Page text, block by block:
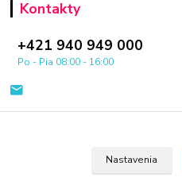
Kontakty
+421 940 949 000
Po - Pia 08:00 - 16:00
Nastavenia